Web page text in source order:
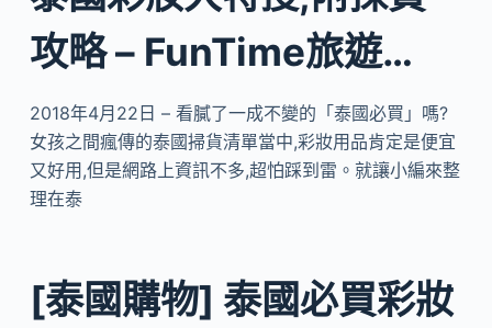
攻略 – FunTime旅遊…
2018年4月22日 – 看膩了一成不變的「泰國必買」嗎?
女孩之間瘋傳的泰國掃貨清單當中,彩妝用品肯定是便宜
又好用,但是網路上資訊不多,超怕踩到雷。就讓小編來整
理在泰
[泰國購物] 泰國必買彩妝